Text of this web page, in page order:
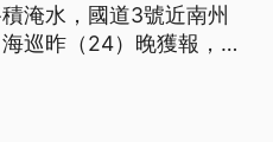
淹水，國道3號近南州
巡昨（24）晚獲報，